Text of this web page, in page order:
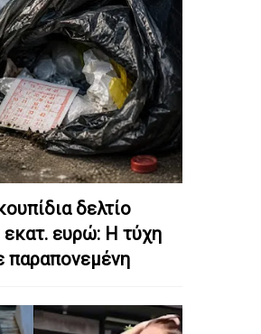
δελτίο
εκατ. ευρώ: Η τύχη
παραπονεμένη